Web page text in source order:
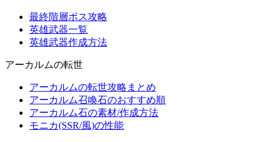
最終階層ボス攻略
英雄武器一覧
英雄武器作成方法
アーカルムの転世
アーカルムの転世攻略まとめ
アーカルム召喚石のおすすめ順
アーカルム石の素材/作成方法
モニカ(SSR/風)の性能